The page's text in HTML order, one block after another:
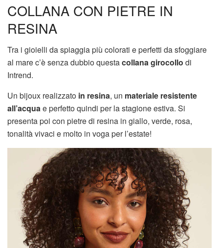
COLLANA CON PIETRE IN
RESINA
Tra i gioielli da spiaggia più colorati e perfetti da sfoggiare
al mare c’è senza dubbio questacollana girocollo di
Intrend.
Un bijoux realizzato in resina, un materiale resistente
all’acquae perfetto quindi per la stagione estiva. Si
presenta poi con pietre di resina in giallo, verde, rosa,
tonalità vivaci e molto in voga per l’estate!